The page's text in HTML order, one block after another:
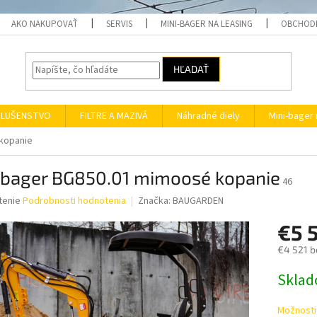
AKO NAKUPOVAŤ SERVIS MINI-BAGER NA LEASING
HĽADAŤ
FILTRE A MAZIVÁ Náhradné diely Mini-bager
BG850.01 mimoosé kopanie 46
Podrobnosti hodnotenia Značka: BAUGARDEN
€5
€4 521
cena: